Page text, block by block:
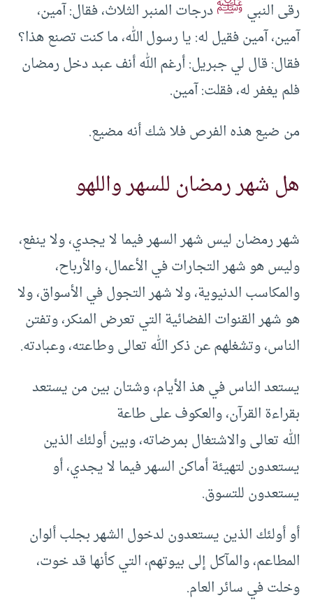
رقى النبيﷺدرجات المنبر الثلاث، فقال: آمين،
آمين، آمين فقيل له: يا رسول الله، ما كنت تصنع هذا؟
فقال: قال لي جبريل: أرغم الله أنف عبد دخل رمضان
فلم يغفر له، فقلت: آمين.
من ضيع هذه الفرص فلا شك أنه مضيع.
هل شهر رمضان للسهر واللهو
شهر رمضان ليس شهر السهر فيما لا يجدي، ولا ينفع،
وليس هو شهر التجارات في الأعمال، والأرباح،
والمكاسب الدنيوية، ولا شهر التجول في الأسواق، ولا
هو شهر القنوات الفضائية التي تعرض المنكر، وتفتن
الناس، وتشغلهم عن ذكر الله تعالى وطاعته، وعبادته.
يستعد الناس في هذ الأيام، وشتان بين من يستعد
بقراءة القرآن، والعكوف على طاعة
الله تعالى والاشتغال بمرضاته، وبين أولئك الذين
يستعدون لتهيئة أماكن السهر فيما لا يجدي، أو
يستعدون للتسوق.
أو أولئك الذين يستعدون لدخول الشهر بجلب ألوان
المطاعم، والمآكل إلى بيوتهم، التي كأنها قد خوت،
وخلت في سائر العام.